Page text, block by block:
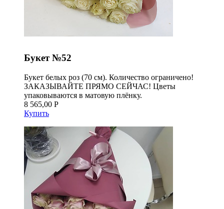
Букет №52
Букет белых роз (70 см). Количество ограничено!
ЗАКАЗЫВАЙТЕ ПРЯМО СЕЙЧАС! Цветы
упаковываются в матовую плёнку.
8 565,00 Р
Купить